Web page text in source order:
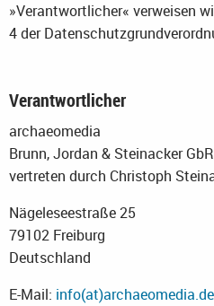
»Verantwortlicher« verweisen
4 der
Verantwortlicher
archaeomedia
Brunn, Jordan & Steinacker GbR
vertreten durch Christoph
Nägeleseestraße 25
79102 Freiburg
Deutschland
E-Mail: info(at)archaeomedia.de